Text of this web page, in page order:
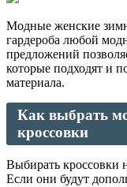
Модные женские
гардероба любой
предложений
которые подходят и
материала.
Как выбрать
кроссовки
Выбирать кроссовки
Если они будут